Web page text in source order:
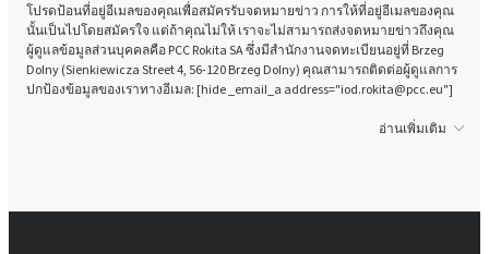
โปรดป้อนที่อยู่อีเมลของคุณเพื่อสมัครรับจดหมายข่าว การให้ที่อยู่อีเมลของคุณ
นั้นเป็นไปโดยสมัครใจ แต่ถ้าคุณไม่ให้ เราจะไม่สามารถส่งจดหมายข่าวถึงคุณ
ผู้ดูแลข้อมูลส่วนบุคคลคือ PCC Rokita SA ซึ่งมีสำนักงานจดทะเบียนอยู่ที่ Brzeg
Dolny (Sienkiewicza Street 4, 56-120 Brzeg Dolny) คุณสามารถติดต่อผู้ดูแลการ
ปกป้องข้อมูลของเราทางอีเมล: [hide _email_a address="iod.rokita@pcc.eu"]
อ่านเพิ่มเติม